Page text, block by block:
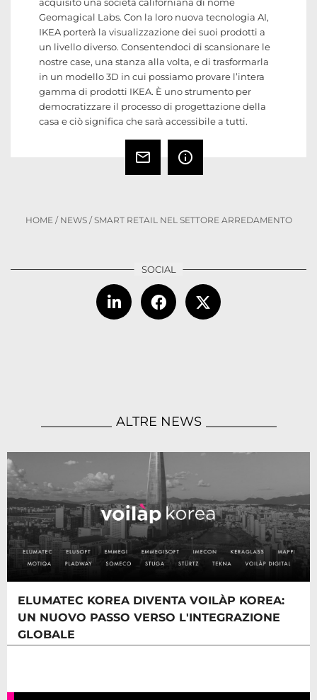
Geomagical Labs. Con la loro nuova tecnologia AI,
IKEA porterà la visualizzazione dei suoi prodotti a
un livello diverso. Consentendoci di scansionare le
nostre case, una stanza alla volta, e di trasformarla
in un modello 3D in cui possiamo provare l’intera
gamma di prodotti IKEA. È uno strumento per
democratizzare il processo di progettazione della
casa e ciò significa che sarà accessibile a tutti.
mail_outline info_outline
HOME / NEWS/SMART RETAIL NEL SETTORE ARREDAMENTO
ALTRE NEWS
ELUMATEC KOREA DIVENTA VOILÀP KOREA:
UN NUOVO PASSO VERSO L'INTEGRAZIONE
GLOBALE